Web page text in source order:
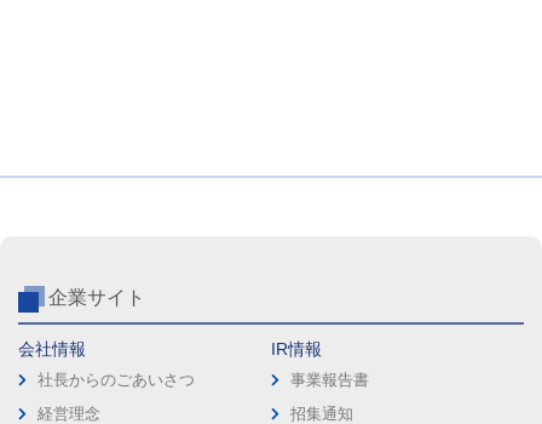
企業サイト
会社情報
社長からのごあいさつ
経営理念
IR情報
事業報告書
招集通知